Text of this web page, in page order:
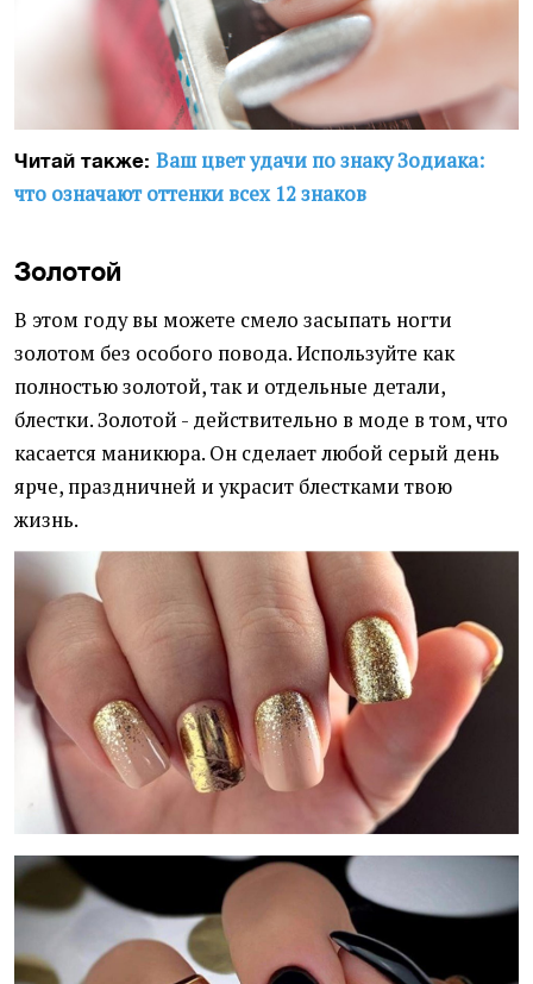
Читай также: Ваш цвет удачи по знаку Зодиака:
что означают оттенки всех 12 знаков
Золотой
В этом году вы можете смело засыпать ногти
золотом без особого повода. Используйте как
полностью золотой, так и отдельные детали,
блестки. Золотой - действительно в моде в том, что
касается маникюра. Он сделает любой серый день
ярче, праздничней и украсит блестками твою
жизнь.